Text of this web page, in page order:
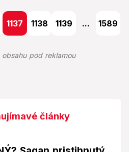
1137 1138 1139 ... 1589
obsahu pod reklamou
články